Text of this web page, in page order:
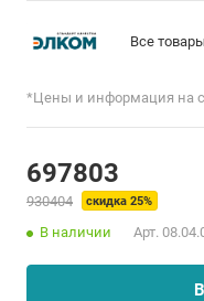
Все
*Цены и информация на
697803
930404 скидка 25%
В наличии Арт.